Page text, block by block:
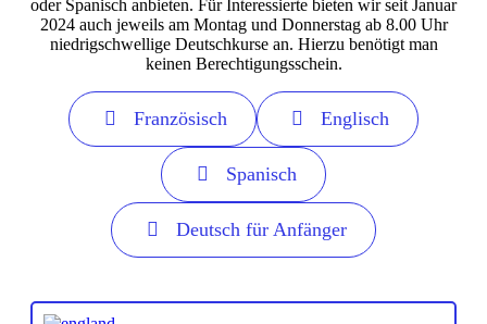
oder Spanisch anbieten. Für Interessierte bieten wir seit Januar
2024 auch jeweils am Montag und Donnerstag ab 8.00 Uhr
niedrigschwellige Deutschkurse an. Hierzu benötigt man
keinen Berechtigungsschein.
Französisch Englisch
Spanisch
Deutsch für Anfänger